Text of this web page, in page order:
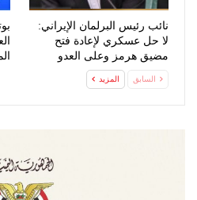
نائب رئيس البرلمان الإيراني:
لا حل عسكري لإعادة فتح
مضيق هرمز وعلى العدو
الخضوع…
السابق المزيد